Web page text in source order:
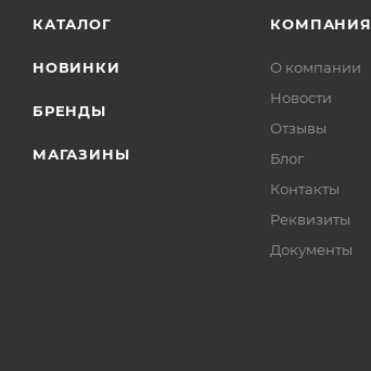
КАТАЛОГ
НОВИНКИ
БРЕНДЫ
МАГАЗИНЫ
КОМПАНИЯ
О компании
Новости
Отзывы
Блог
Контакты
Реквизиты
Документы